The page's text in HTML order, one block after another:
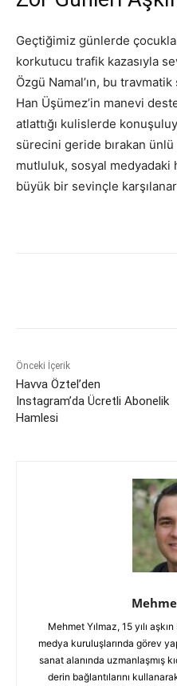
Geçtiğimiz günlerde
korkutucu trafik kazasıyla
Özgü Namal’ın, bu
Han Üşümez’in manevi
atlattığı kulislerde
sürecini geride bırakan
mutluluk, sosyal medyadaki
büyük bir sevinçle
Önceki İçerik
Havva Öztel’den
Instagram’da Ücretli Abonelik
Hamlesi
Mehmet Yılmaz, 15 yılı
medya kuruluşlarında görev
sanat alanında uzmanlaşmış
derin bağlantılarını